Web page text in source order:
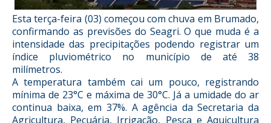
Esta terça-feira (03) começou com chuva em Brumado,
confirmando as previsões do Seagri. O que muda é a
intensidade das precipitações podendo registrar um
índice pluviométrico no município de até 38
milímetros.
A temperatura também cai um pouco, registrando
mínima de 23°C e máxima de 30°C. Já a umidade do ar
continua baixa, em 37%. A agência da Secretaria da
Agricultura, Pecuária, Irrigação, Pesca e Aquicultura